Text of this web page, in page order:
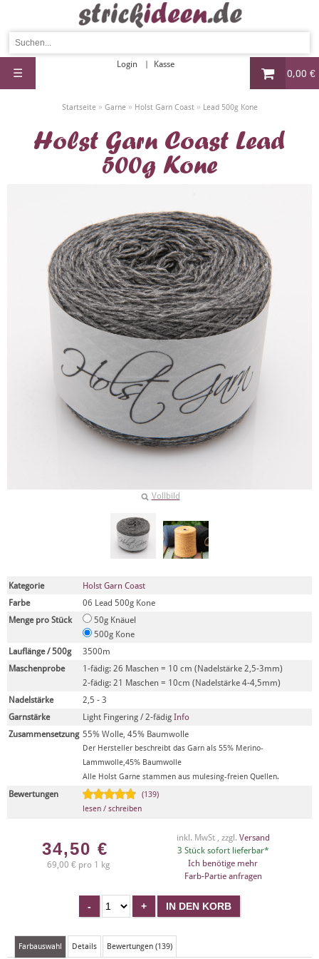
0,00 €
Login Kasse
☰
Startseite» Garne» Holst Garn Coast» Lead 500g Kone
Holst Garn Coast Lead
500g Kone
Vollbild
Kategorie
Holst Garn Coast
Farbe
06 Lead 500g Kone
Menge pro Stück
50g Knäuel
500g Kone
Lauflänge / 500g
3500m
Maschenprobe
1-fädig: 26 Maschen = 10 cm (Nadelstärke 2,5-3mm)
2-fädig: 21 Maschen = 10cm (Nadelstärke 4-4,5mm)
Nadelstärke
2,5 - 3
Garnstärke
Light Fingering / 2-fädig Info
Zusammensetzung 55% Wolle, 45% Baumwolle
Der Hersteller beschreibt das Garn als 55% Merino-
Lammwolle,45% Baumwolle
Alle Holst Garne stammen aus mulesing-freien Quellen.
Bewertungen
(139)
lesen / schreiben
34,50 €
69,00 € pro 1 kg
inkl. MwSt , zzgl. Versand
3 Stück sofort lieferbar*
Ich benötige mehr
Farb-Partie anfragen
Farbauswahl Details Bewertungen (139)